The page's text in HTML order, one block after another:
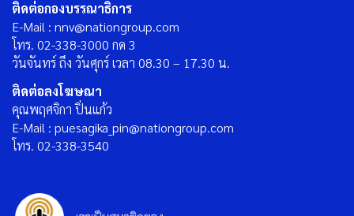
ติดต่อกองบรรณาธิการ
E-Mail : nnv@nationgroup.com
โทร. 02-338-3000 กด 3
วันจันทร์ ถึง วันศุกร์ เวลา 08.30 – 17.30 น.
ติดต่อลงโฆษณา
คุณพฤศจิกา ปิ่นแก้ว
E-Mail : puesagika_pin@nationgroup.com
โทร. 02-338-3540